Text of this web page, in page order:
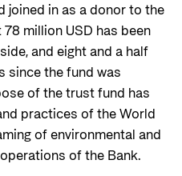
joined in as a donor to the
million USD has been
and eight and a half
since the fund was
of the trust fund has
practices of the World
of environmental and
of the Bank.